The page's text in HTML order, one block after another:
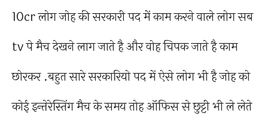
10cr लोग जोह की सरकारी पद में काम करने वाले लोग सब
tv पे मैच देखने लाग जाते है और वोह चिपक जाते है काम
छोरकर .बहुत सारे सरकारियो पद में ऐसे लोग भी है जोह को
कोई इन्तेरेस्तिंग मैच के समय तोह ऑफिस से छुट्टी भी ले लेते